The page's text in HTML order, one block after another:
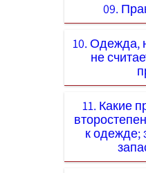
09.
10. Одежда,
не
11. Какие
к одежде;